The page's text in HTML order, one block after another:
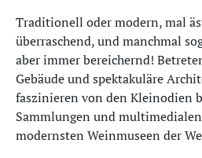
Traditionell oder modern, mal
überraschend, und manchmal
aber immer bereichernd!
Gebäude und spektakuläre
faszinieren von den Kleinodien
Sammlungen und
modernsten Weinmuseen der